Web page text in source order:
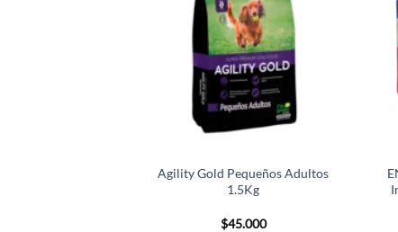
Agility Gold Pequeños Adultos
1.5Kg
$45.000